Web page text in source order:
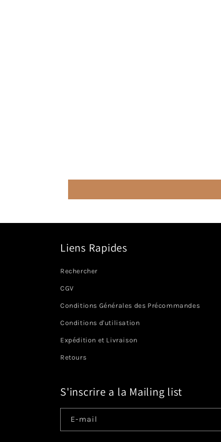
Liens Rapides
Rechercher
CGV
Conditions Générales des Précommandes
Conditions d'utilisation
Expédition et Livraison
Retours
S'inscrire a la Mailing list
E-mail